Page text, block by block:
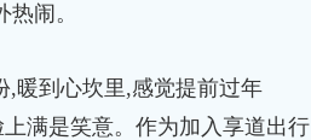
闹。
到心坎里,感觉提前过年
满是笑意。作为加入享道出行